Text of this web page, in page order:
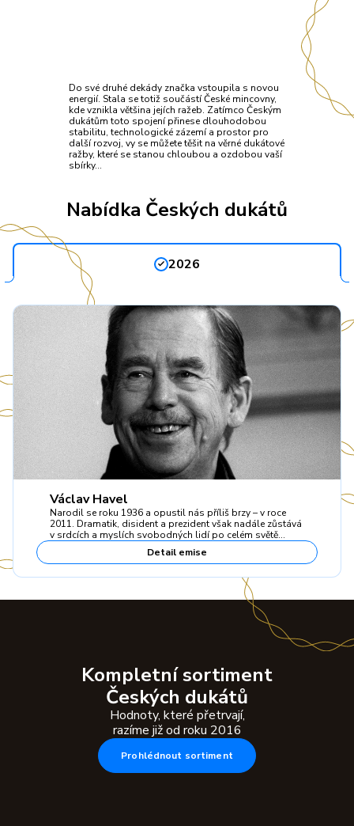
Do své druhé dekády značka vstoupila s novou
energií. Stala se totiž součástí České mincovny,
kde vznikla většina jejích ražeb. Zatímco Českým
dukátům toto spojení přinese dlouhodobou
stabilitu, technologické zázemí a prostor pro
další rozvoj, vy se můžete těšit na věrné dukátové
ražby, které se stanou chloubou a ozdobou vaší
sbírky…
Nabídka Českých dukátů
2026
Václav Havel
Narodil se roku 1936 a opustil nás příliš brzy – v roce
2011. Dramatik, disident a prezident však nadále zůstává
v srdcích a myslích svobodných lidí po celém světě…
Detail emise
Kompletní sortiment
Českých dukátů
Hodnoty, které přetrvají,
razíme již od roku 2016
Prohlédnout sortiment